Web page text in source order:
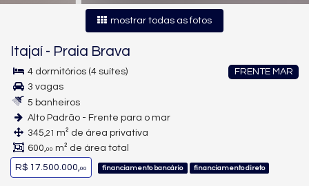
mostrar todas as fotos
Itajaí - Praia Brava
FRENTE MAR
4 dormitórios (4 suítes)
3 vagas
5 banheiros
Alto Padrão - Frente para o mar
345,21 m² de área privativa
600,00 m² de área total
R$ 17.500.000,00 financiamento bancário financiamento direto